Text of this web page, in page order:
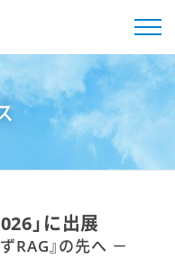
」に出展
RAG』の先へ －